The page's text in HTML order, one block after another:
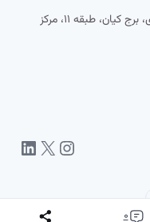
0
تهران، خیابان ولیعصر، بالاتر از دستگردی، برج کیان، طبقه ۱۱، مرکز
اینستاگرم X